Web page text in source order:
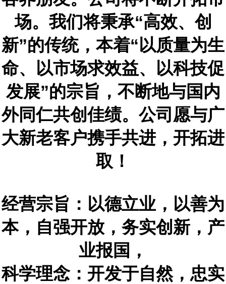
场。我们将秉承“高效、创
新”的传统，本着“以质量为生
命、以市场求效益、以科技促
发展”的宗旨，不断地与国内
外同仁共创佳绩。公司愿与广
大新老客户携手共进，开拓进
取！
经营宗旨：以德立业，以善为
本，自强开放，务实创新，产
业报国，
科学理念：开发于自然，忠实